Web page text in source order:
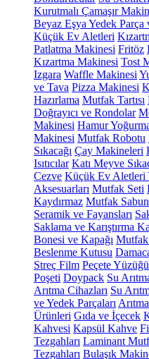
Kurutmalı Çamaşır
Beyaz Eşya Yedek Parça
Küçük Ev Aletleri
Patlatma Makinesi Fritöz
Kızartma Makinesi Tost
Izgara Waffle Makinesi
ve Tava Pizza Makinesi
Hazırlama Mutfak Tartısı
Doğrayıcı ve Rondolar
Makinesi Hamur
Makinesi Mutfak Robotu
Sıkacağı Çay Makineleri
Isıtıcılar Katı Meyve
Cezve Küçük Ev Aletleri
Aksesuarları Mutfak Seti
Kaydırmaz Mutfak
Seramik ve Fayansları
Saklama ve Karıştırma
Bonesi ve Kapağı
Beslenme Kutusu
Streç Film Peçete Yüzüğü
Poşeti Doypack Su
Arıtma Cihazları Su
ve Yedek Parçaları
Ürünleri Gıda ve İçecek
Kahvesi Kapsül Kahve
Tezgahları Laminant
Tezgahları Bulaşık